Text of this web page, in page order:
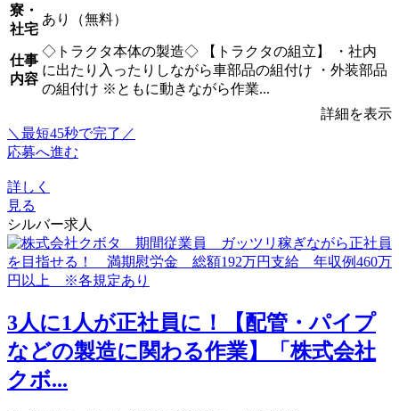
寮・
社宅
あり（無料）
仕事
内容
◇トラクタ本体の製造◇ 【トラクタの組立】 ・社内
に出たり入ったりしながら車部品の組付け ・外装部品
の組付け ※ともに動きながら作業...
詳細を表示
＼最短45秒で完了／
応募へ進む
詳しく
見る
シルバー求人
3人に1人が正社員に！【配管・パイプ
などの製造に関わる作業】「株式会社
クボ...